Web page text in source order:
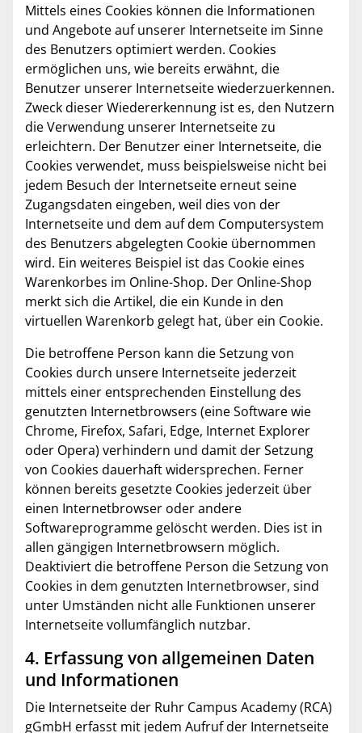
Mittels eines Cookies können die Informationen
und Angebote auf unserer Internetseite im Sinne
des Benutzers optimiert werden. Cookies
ermöglichen uns, wie bereits erwähnt, die
Benutzer unserer Internetseite wiederzuerkennen.
Zweck dieser Wiedererkennung ist es, den Nutzern
die Verwendung unserer Internetseite zu
erleichtern. Der Benutzer einer Internetseite, die
Cookies verwendet, muss beispielsweise nicht bei
jedem Besuch der Internetseite erneut seine
Zugangsdaten eingeben, weil dies von der
Internetseite und dem auf dem Computersystem
des Benutzers abgelegten Cookie übernommen
wird. Ein weiteres Beispiel ist das Cookie eines
Warenkorbes im Online-Shop. Der Online-Shop
merkt sich die Artikel, die ein Kunde in den
virtuellen Warenkorb gelegt hat, über ein Cookie.
Die betroffene Person kann die Setzung von
Cookies durch unsere Internetseite jederzeit
mittels einer entsprechenden Einstellung des
genutzten Internetbrowsers (eine Software wie
Chrome, Firefox, Safari, Edge, Internet Explorer
oder Opera) verhindern und damit der Setzung
von Cookies dauerhaft widersprechen. Ferner
können bereits gesetzte Cookies jederzeit über
einen Internetbrowser oder andere
Softwareprogramme gelöscht werden. Dies ist in
allen gängigen Internetbrowsern möglich.
Deaktiviert die betroffene Person die Setzung von
Cookies in dem genutzten Internetbrowser, sind
unter Umständen nicht alle Funktionen unserer
Internetseite vollumfänglich nutzbar.
4. Erfassung von allgemeinen Daten
und Informationen
Die Internetseite der Ruhr Campus Academy (RCA)
gGmbH erfasst mit jedem Aufruf der Internetseite